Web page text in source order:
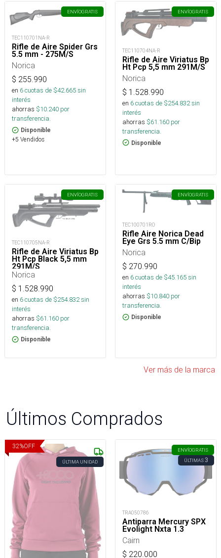
ENVÍOGRATIS
TEC110701NA-R
Rifle de Aire Spider Grs
5.5 mm - 275M/S
Norica
$ 255.990
en 6cuotas de $42.665sin
interés
ahorras $10.240 por
transferencia.
Disponible
+5 Vendidos
ENVÍOGRATIS
TEC110704NA-R
Rifle de Aire Viriatus Bp
Ht Pcp 5,5 mm 291M/S
Norica
$ 1.528.990
en 6cuotas de $254.832sin
interés
ahorras $61.160 por
transferencia.
Disponible
ENVÍOGRATIS
TEC110705NA-R
Rifle de Aire Viriatus Bp
Ht Pcp Black 5,5 mm
291M/S
Norica
$ 1.528.990
en 6cuotas de $254.832sin
interés
ahorras $61.160 por
transferencia.
Disponible
ENVÍOGRATIS
TEC100701RO
Rifle Aire Norica Dead
Eye Grs 5.5 mm C/Bip
Norica
$ 270.990
en 6cuotas de $45.165sin
interés
ahorras $10.840 por
transferencia.
Disponible
Ver más de la marca
Últimos Comprados
32%OFF
ÚLTIMA UNIDAD
ENVÍOGRATIS
ÚLTIMAS3
TRA050786
Antiparra Mercury SPX
Evolight Nxta 1.3
Cairn
$ 220.000